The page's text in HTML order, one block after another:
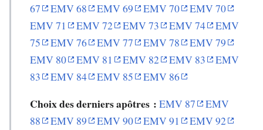
67
EMV 68 EMV 69 EMV 70
EMV 70
EMV 71
EMV 72 EMV 73 EMV 74
EMV
75
EMV 76 EMV 77 EMV 78
EMV 79
EMV 80
EMV 81 EMV 82 EMV 83
EMV
83
EMV 84 EMV 85 EMV 86
Choix des derniers apôtres : EMV 87
EMV
88
EMV 89 EMV 90 EMV 91
EMV 92